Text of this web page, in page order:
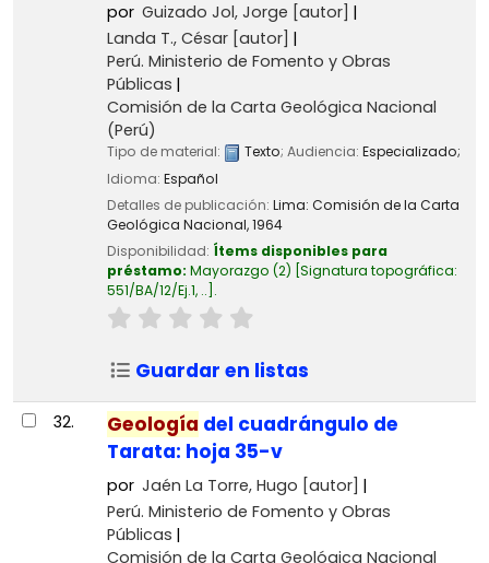
por Guizado Jol, Jorge [autor]
Landa T., César[autor]
Perú. Ministerio de Fomento y Obras
Públicas
Comisión de la Carta Geológica Nacional
(Perú)
Tipo de material: Texto; Audiencia: Especializado;
Idioma: Español
Detalles de publicación: Lima: Comisión de la Carta
Geológica Nacional,1964
Disponibilidad: Ítems disponibles para
préstamo: Mayorazgo (2) Signatura topográfica:
551/BA/12/Ej.1, .. .
Guardar en listas
32. Geología del cuadrángulo de
Tarata: hoja 35-v
por Jaén La Torre, Hugo [autor]
Perú. Ministerio de Fomento y Obras
Públicas
Comisión de la Carta Geológica Nacional